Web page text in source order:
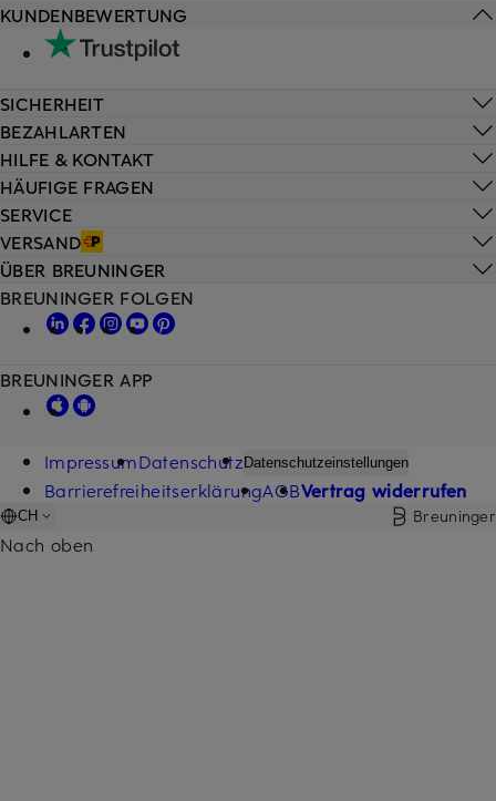
HILFE & KONTAKT
HÄUFIGE FRAGEN
SERVICE
VERSAND
KUNDENBEWERTUNG
SICHERHEIT
BEZAHLARTEN
ÜBER BREUNINGER
BREUNINGER FOLGEN
BREUNINGER APP
ImpressumDatenschutz Datenschutzeinstellungen
BarrierefreiheitserklärungAGBVertrag widerrufen
CH Breuninger
Nach oben